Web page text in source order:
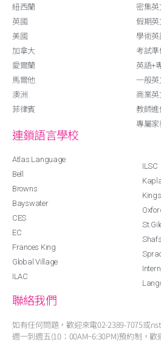
紐西蘭
英國
美國
加拿大
愛爾蘭
馬爾他
澳洲
菲律賓
密集英
假期英
學術
考試
英語+
一般英
商業
教師進
專屬
連鎖語言學校
Atlas Language
Bell
Browns
Bayswater
CES
EC
Frances King
Global Village
ILAC
ILSC
Kings
聯絡我們
如有任何問題，歡迎來電02-2389-7075或
週一到週五(10：00AM~6:30PM)預約制，